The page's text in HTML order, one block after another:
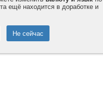
Помощь
- Все права защищены.
ещё находится в доработке и